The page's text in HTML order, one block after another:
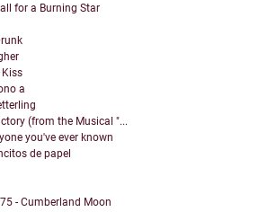
for a Burning Star
Kiss
a
(from the Musical "...
you've ever known
de papel
- Cumberland Moon